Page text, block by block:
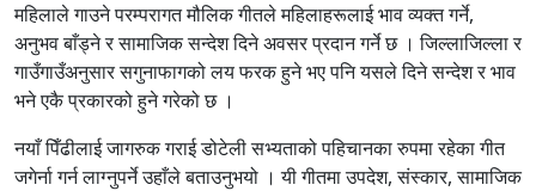
महिलाले गाउने परम्परागत मौलिक गीतले महिलाहरूलाई भाव व्यक्त गर्ने,
अनुभव बाँड्ने र सामाजिक सन्देश दिने अवसर प्रदान गर्ने छ । जिल्लाजिल्ला र
गाउँगाउँअनुसार सगुनाफागको लय फरक हुने भए पनि यसले दिने सन्देश र भाव
भने एकै प्रकारको हुने गरेको छ ।
नयाँ पिँढीलाई जागरुक गराई डोटेली सभ्यताको पहिचानका रुपमा रहेका गीत
जगेर्ना गर्न लाग्नुपर्ने उहाँले बताउनुभयो । यी गीतमा उपदेश, संस्कार, सामाजिक